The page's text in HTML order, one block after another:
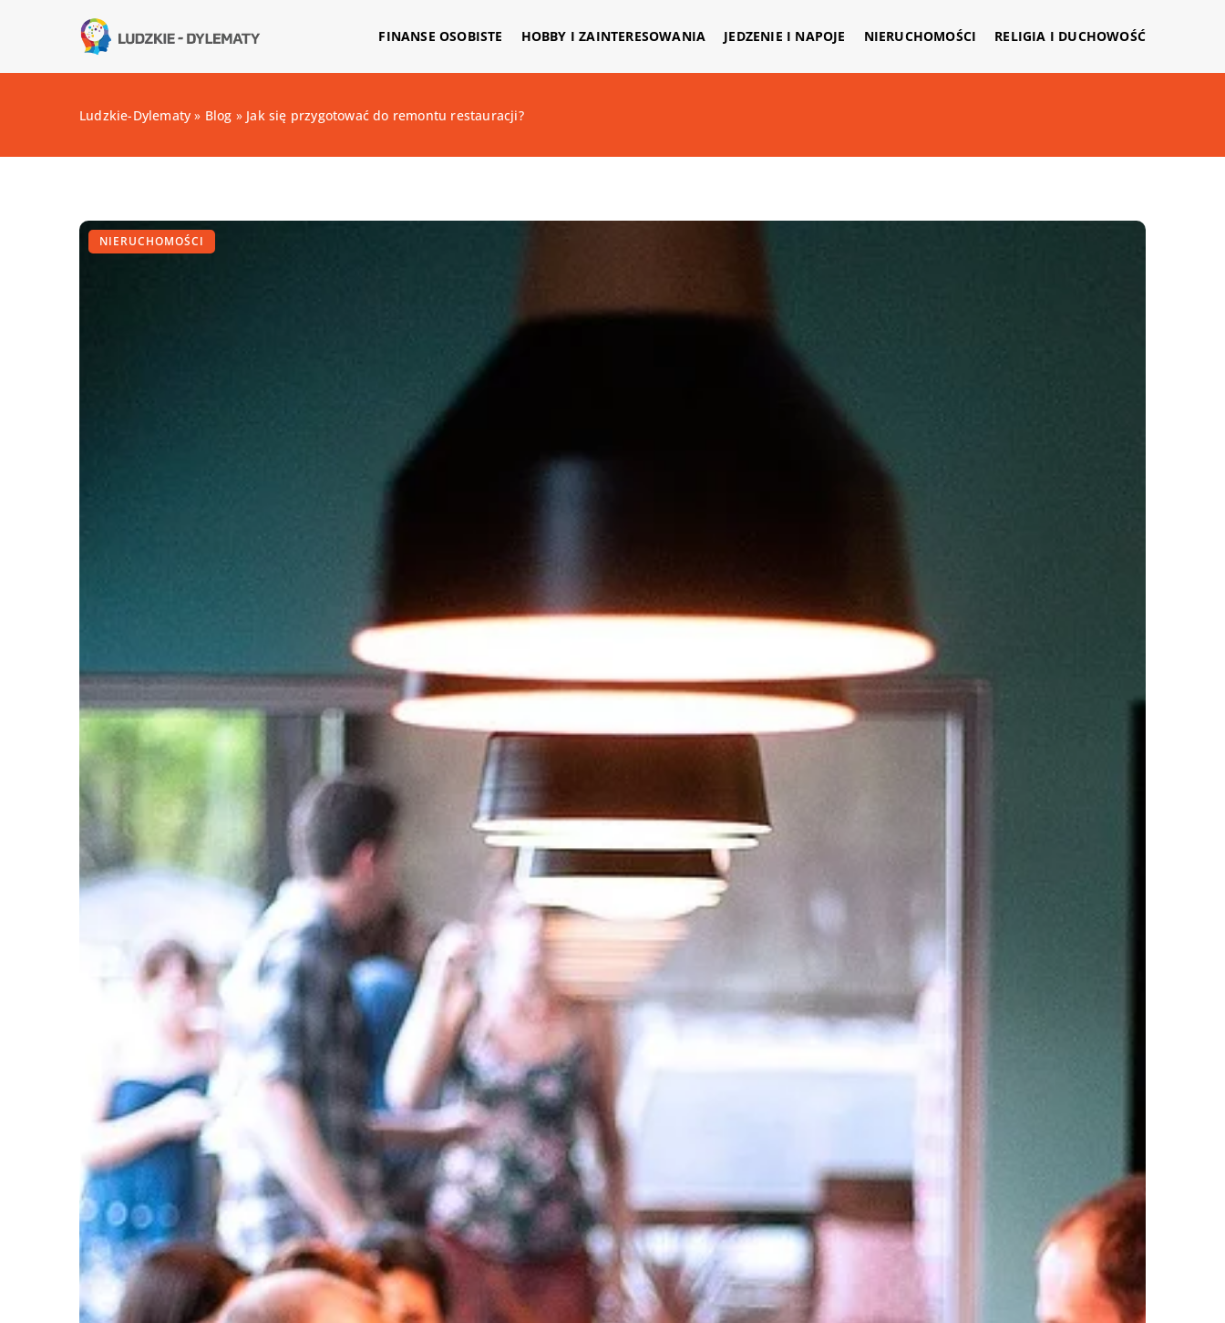
FINANSE OSOBISTE HOBBY I ZAINTERESOWANIA JEDZENIE I NAPOJE NIERUCHOMOŚCI RELIGIA I DUCHOWOŚĆ
Ludzkie-Dylematy » Blog » Jak się przygotować do remontu restauracji?
NIERUCHOMOŚCI